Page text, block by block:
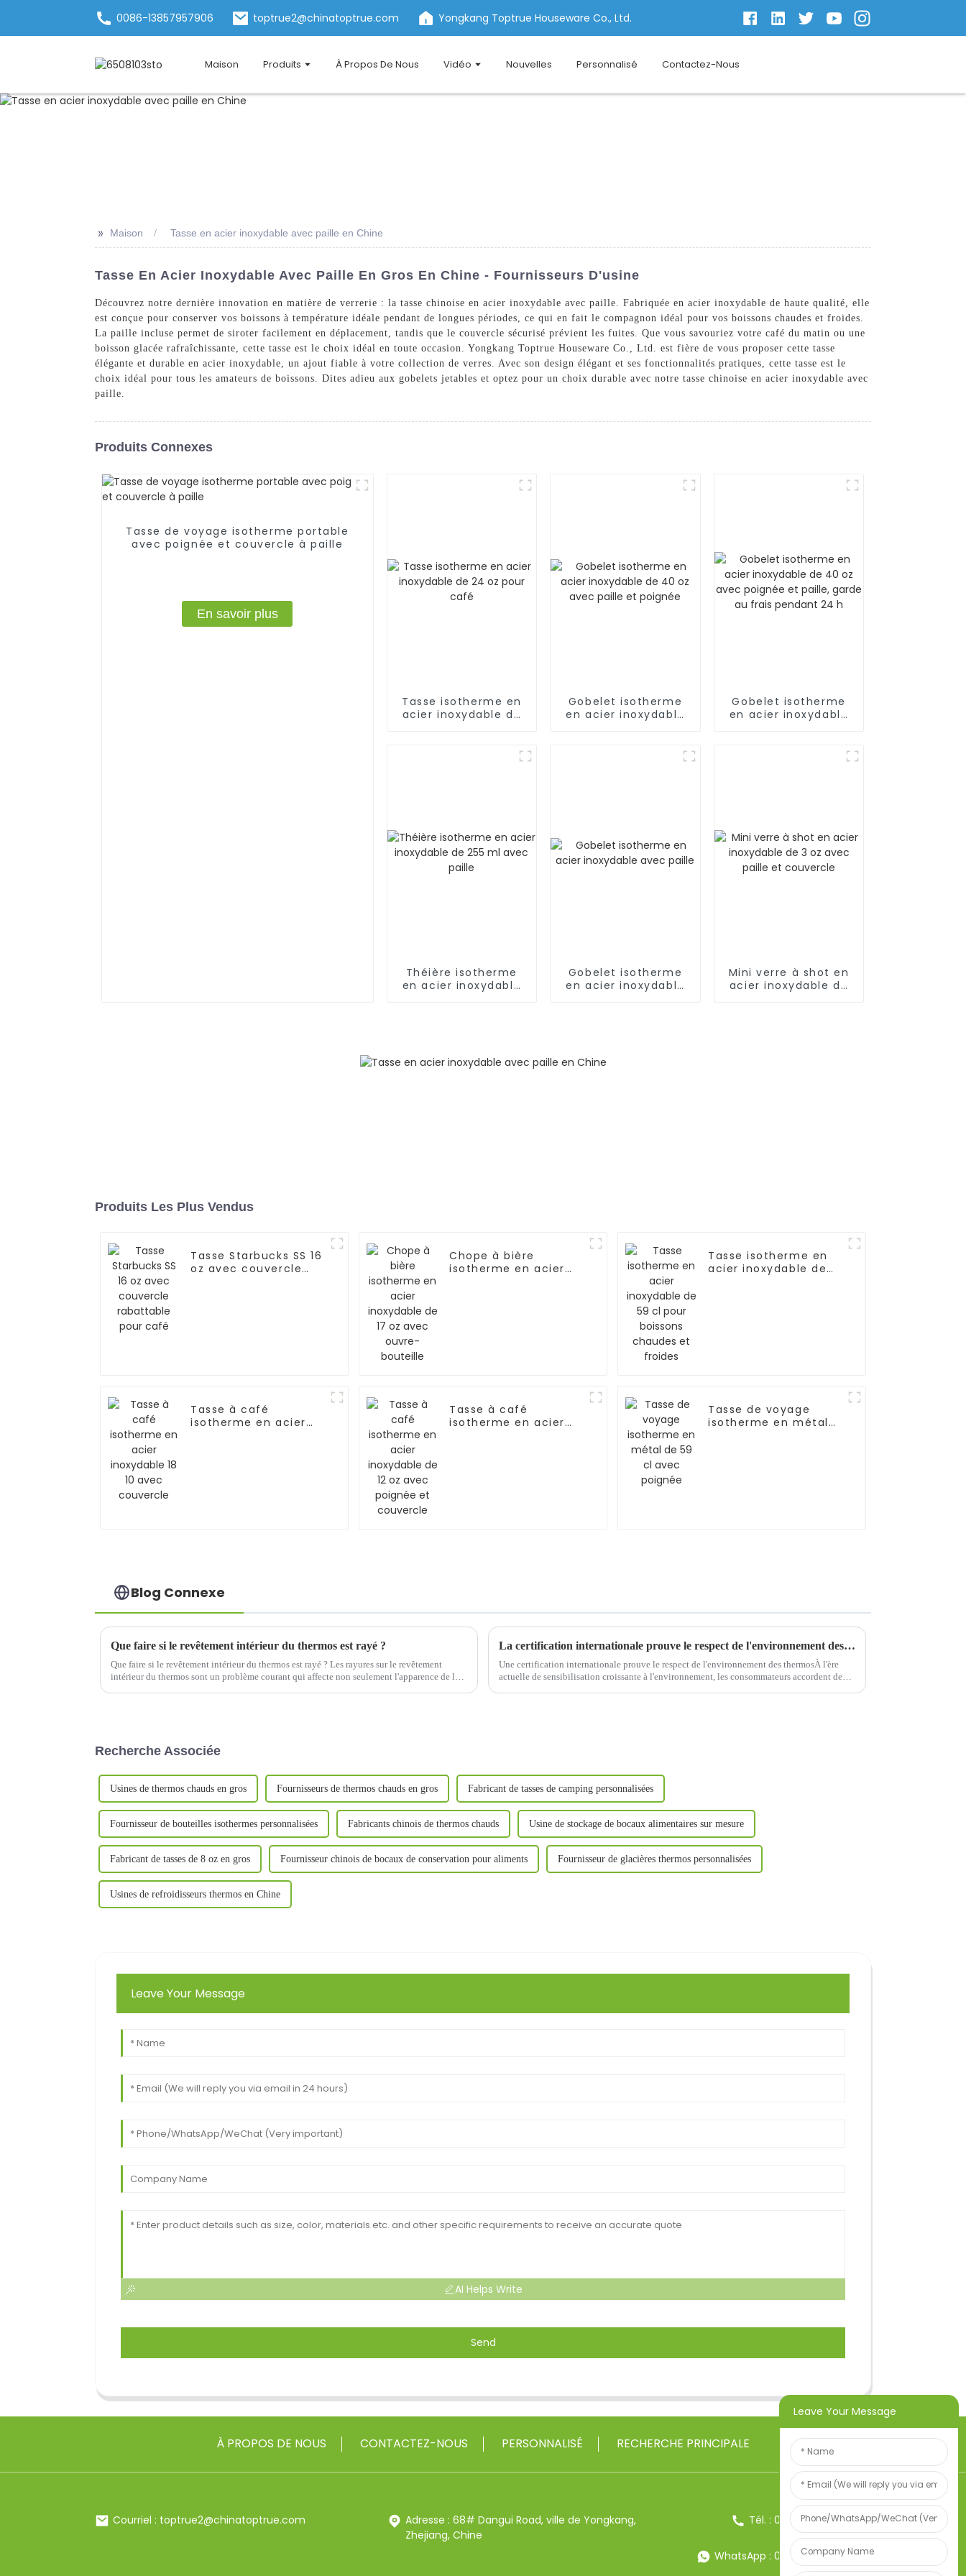
0086-13857957906 toptrue2@chinatoptrue.com Yongkang Toptrue Houseware Co., Ltd.
Maison Produits À Propos De Nous Vidéo Nouvelles Personnalisé Contactez-Nous
>> Maison Tasse en acier inoxydable avec paille en Chine
Tasse En Acier Inoxydable Avec Paille En Gros En Chine - Fournisseurs D'usine
Découvrez notre dernière innovation en matière de verrerie : la tasse chinoise en acier inoxydable avec paille. Fabriquée en acier inoxydable de haute qualité, elle
est conçue pour conserver vos boissons à température idéale pendant de longues périodes, ce qui en fait le compagnon idéal pour vos boissons chaudes et froides.
La paille incluse permet de siroter facilement en déplacement, tandis que le couvercle sécurisé prévient les fuites. Que vous savouriez votre café du matin ou une
boisson glacée rafraîchissante, cette tasse est le choix idéal en toute occasion. Yongkang Toptrue Houseware Co., Ltd. est fière de vous proposer cette tasse
élégante et durable en acier inoxydable, un ajout fiable à votre collection de verres. Avec son design élégant et ses fonctionnalités pratiques, cette tasse est le
choix idéal pour tous les amateurs de boissons. Dites adieu aux gobelets jetables et optez pour un choix durable avec notre tasse chinoise en acier inoxydable avec
paille.
Produits Connexes
Tasse de voyage isotherme portable
avec poignée et couvercle à paille
En savoir plus
Tasse isotherme en
acier inoxydable de
Gobelet isotherme
en acier inoxydable
Gobelet isotherme
en acier inoxydable
Théière isotherme
en acier inoxydable
Gobelet isotherme
en acier inoxydable
Mini verre à shot en
acier inoxydable de
Produits Les Plus Vendus
Tasse Starbucks SS 16
oz avec couvercle
Chope à bière
isotherme en acier
Tasse isotherme en
acier inoxydable de
Tasse à café
isotherme en acier
Tasse à café
isotherme en acier
Tasse de voyage
isotherme en métal
Blog Connexe
Que faire si le revêtement intérieur du thermos est rayé ?
Que faire si le revêtement intérieur du thermos est rayé ? Les rayures sur le revêtement
intérieur du thermos sont un problème courant qui affecte non seulement l'apparence de la
La certification internationale prouve le respect de l'environnement des thermos
Une certification internationale prouve le respect de l'environnement des thermosÀ l'ère
actuelle de sensibilisation croissante à l'environnement, les consommateurs accordent de
Recherche Associée
Usines de thermos chauds en gros Fournisseurs de thermos chauds en gros Fabricant de tasses de camping personnalisées
Fournisseur de bouteilles isothermes personnalisées Fabricants chinois de thermos chauds Usine de stockage de bocaux alimentaires sur mesure
Fabricant de tasses de 8 oz en gros Fournisseur chinois de bocaux de conservation pour aliments Fournisseur de glacières thermos personnalisées
Usines de refroidisseurs thermos en Chine
Leave Your Message
AI Helps Write
Send
À PROPOS DE NOUS CONTACTEZ-NOUS PERSONNALISÉ RECHERCHE PRINCIPALE
Courriel : toptrue2@chinatoptrue.com
Adresse : 68# Dangui Road, ville de Yongkang,
Zhejiang, Chine
Tél. : 0086-13857957906
WhatsApp : 0086-13857957906
Leave Your Message